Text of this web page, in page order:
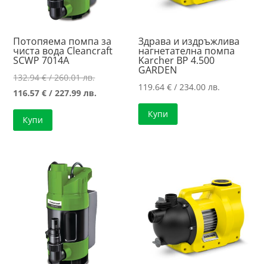
Потопяема помпа за
чиста вода Cleancraft
SCWP 7014A
132.94€/ 260.01 лв.Original
price
116.57€ / 227.99 лв.
Купи
Здрава и издръжлива
нагнетателна помпа
Karcher BP 4.500
GARDEN
119.64€ / 234.00 лв.
Купи